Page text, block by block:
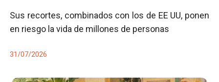
Sus recortes, combinados con los de EE UU, ponen
en riesgo la vida de millones de personas
31/07/2026